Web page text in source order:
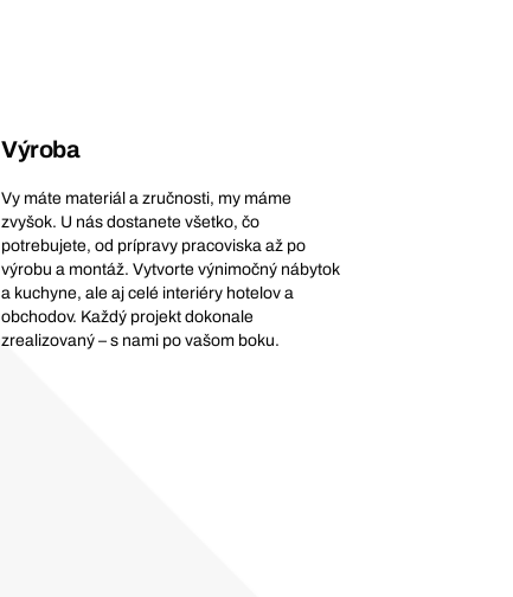
Výroba
Vy máte materiál a zručnosti, my máme
zvyšok. U nás dostanete všetko, čo
potrebujete, od prípravy pracoviska až po
výrobu a montáž. Vytvorte výnimočný nábytok
a kuchyne, ale aj celé interiéry hotelov a
obchodov. Každý projekt dokonale
zrealizovaný – s nami po vašom boku.